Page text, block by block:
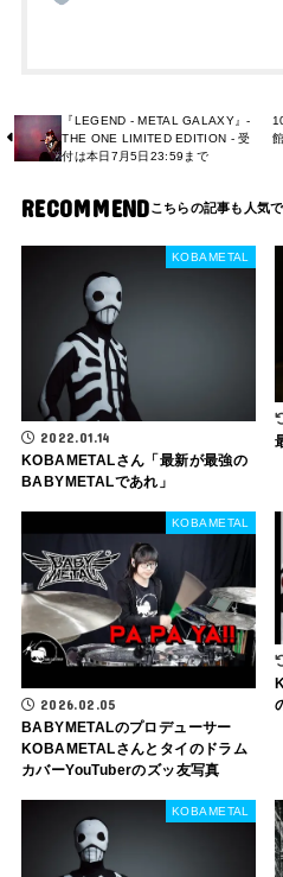
『LEGEND - METAL GALAXY』-
THE ONE LIMITED EDITION - 受
付は本日7月5日23:59まで
RECOMMEND
KOBAMETAL
2022.01.14
KOBAMETALさん「最新が最強の
BABYMETALであれ」
KOBAMETAL
2026.02.05
BABYMETALのプロデューサー
KOBAMETALさんとタイのドラム
カバーYouTuberのズッ友写真
KOBAMETAL